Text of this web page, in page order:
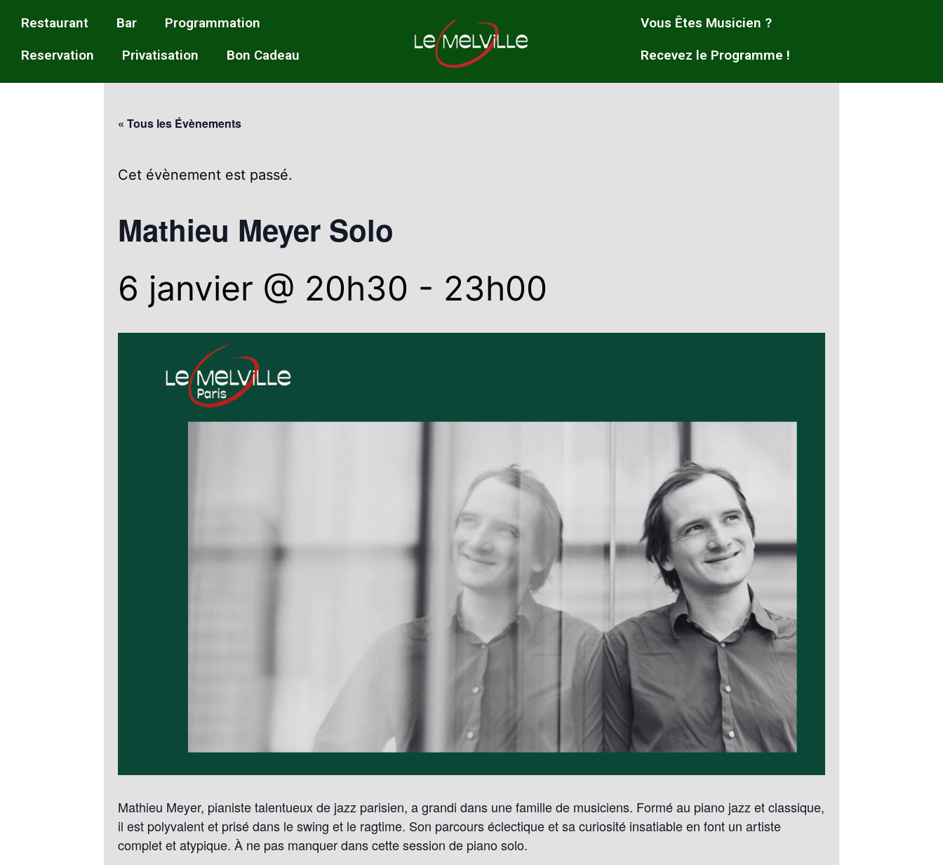
Restaurant Bar
Programmation
Reservation
Privatisation Bon Cadeau
Vous Êtes Musicien ?
Recevez le Programme !
« Tous les Évènements
Cet évènement est passé.
Mathieu Meyer Solo
6 janvier @ 20h30 - 23h00
Mathieu Meyer, pianiste talentueux de jazz parisien, a grandi dans une famille de musiciens. Formé au piano jazz et classique,
il est polyvalent et prisé dans le swing et le ragtime. Son parcours éclectique et sa curiosité insatiable en font un artiste
complet et atypique. À ne pas manquer dans cette session de piano solo.